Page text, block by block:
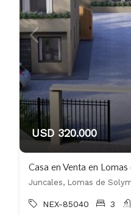
USD 320.000
Casa en Venta en
Juncales, Lomas de
NEX-85040 3